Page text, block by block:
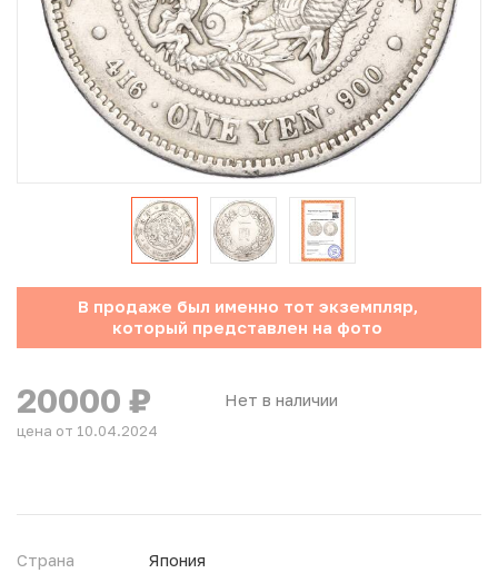
Юбилейные монеты Банка России (с 1999 года)
Памятные и инвестиционные монеты СССР и России
Иностранные монеты
Неофициальные выпуски монет (Unusual)
Античные и средневековые монеты
Наборы монет
Инвестиционные монеты
В продаже был именно тот экземпляр,
который представлен на фото
Нет в наличии
20000 ₽
цена от 10.04.2024
Страна
Япония